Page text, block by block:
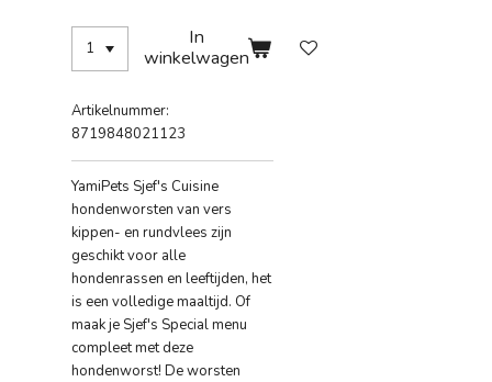
In
winkelwagen
Artikelnummer:
8719848021123
YamiPets Sjef's Cuisine
hondenworsten van vers
kippen- en rundvlees zijn
geschikt voor alle
hondenrassen en leeftijden, het
is een volledige maaltijd. Of
maak je Sjef's Special menu
compleet met deze
hondenworst! De worsten